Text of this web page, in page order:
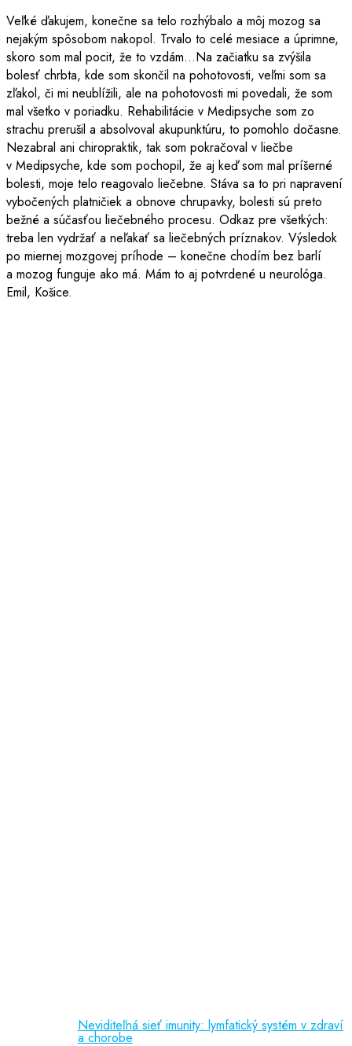
Veľké ďakujem, konečne sa telo rozhýbalo a môj mozog sa
nejakým spôsobom nakopol. Trvalo to celé mesiace a úprimne,
skoro som mal pocit, že to vzdám…Na začiatku sa zvýšila
bolesť chrbta, kde som skončil na pohotovosti, veľmi som sa
zľakol, či mi neublížili, ale na pohotovosti mi povedali, že som
mal všetko v poriadku. Rehabilitácie v Medipsyche som zo
strachu prerušil a absolvoval akupunktúru, to pomohlo dočasne.
Nezabral ani chiropraktik, tak som pokračoval v liečbe
v Medipsyche, kde som pochopil, že aj keď som mal príšerné
bolesti, moje telo reagovalo liečebne. Stáva sa to pri napravení
vybočených platničiek a obnove chrupavky, bolesti sú preto
bežné a súčasťou liečebného procesu. Odkaz pre všetkých:
treba len vydržať a neľakať sa liečebných príznakov. Výsledok
po miernej mozgovej príhode – konečne chodím bez barlí
a mozog funguje ako má. Mám to aj potvrdené u neurológa.
Emil, Košice.
Neviditeľná sieť imunity: lymfatický systém v zdraví
a chorobe